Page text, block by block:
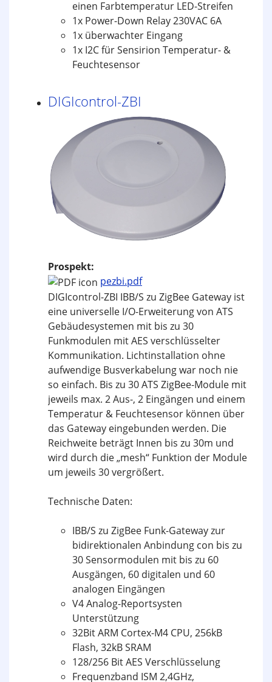
einen Farbtemperatur LED-Streifen
1x Power-Down Relay 230VAC 6A
1x überwachter Eingang
1x I2C für Sensirion Temperatur- &
Feuchtesensor
DIGIcontrol-ZBI
Prospekt:
pezbi.pdf
DIGIcontrol-ZBI IBB/S zu ZigBee Gateway ist
eine universelle I/O-Erweiterung von ATS
Gebäudesystemen mit bis zu 30
Funkmodulen mit AES verschlüsselter
Kommunikation. Lichtinstallation ohne
aufwendige Busverkabelung war noch nie
so einfach. Bis zu 30 ATS ZigBee-Module mit
jeweils max. 2 Aus-, 2 Eingängen und einem
Temperatur & Feuchtesensor können über
das Gateway eingebunden werden. Die
Reichweite beträgt Innen bis zu 30m und
wird durch die „mesh“ Funktion der Module
um jeweils 30 vergrößert.
Technische Daten:
IBB/S zu ZigBee Funk-Gateway zur
bidirektionalen Anbindung con bis zu
30 Sensormodulen mit bis zu 60
Ausgängen, 60 digitalen und 60
analogen Eingängen
V4 Analog-Reportsysten
Unterstützung
32Bit ARM Cortex-M4 CPU, 256kB
Flash, 32kB SRAM
128/256 Bit AES Verschlüsselung
Frequenzband ISM 2,4GHz,